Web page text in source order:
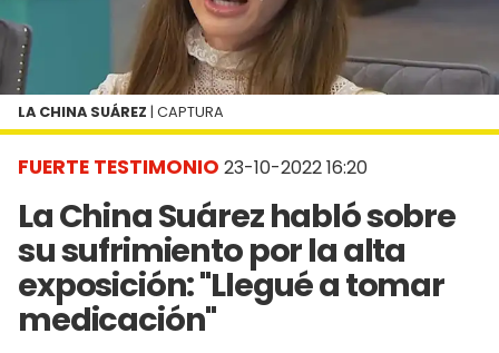
FUERTE TESTIMONIO 23-10-2022 16:20
La China Suárez habló sobre
su sufrimiento por la alta
exposición: "Llegué a tomar
medicación"
LA CHINA SUÁREZ | CAPTURA